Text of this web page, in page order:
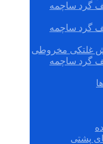
گرد ساچمه
گرد ساچمه
غلتکی مخروطی
گرد ساچمه